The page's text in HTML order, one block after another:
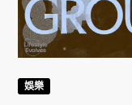
娛樂